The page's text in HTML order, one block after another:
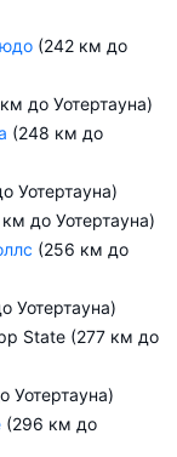
(242 км до
до Уотертауна)
(248 км до
(252 км до Уотертауна)
до Уотертауна)
(256 км до
Уотертауна)
Уотертауна)
(296 км до